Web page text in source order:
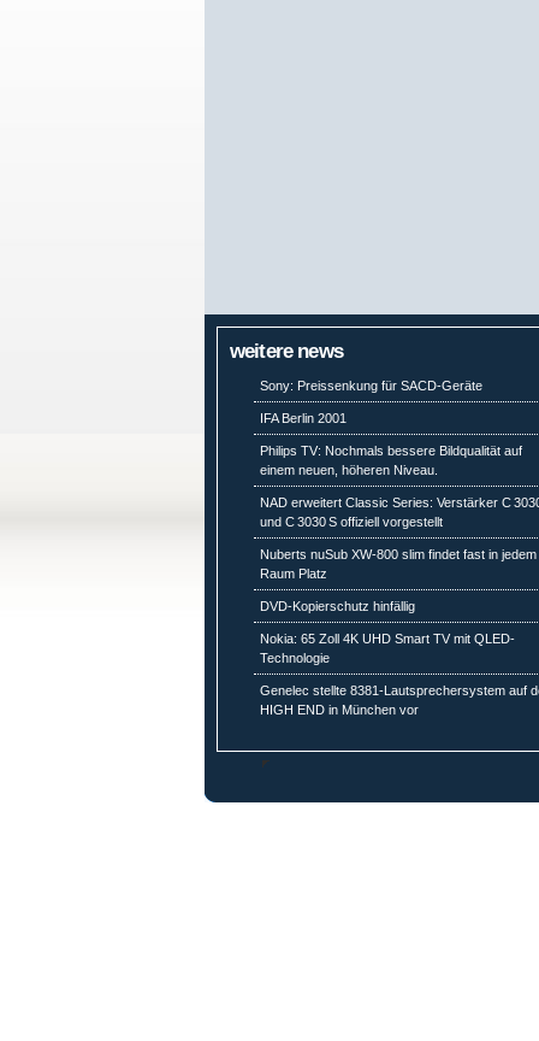
weitere news
Sony: Preissenkung für SACD-Geräte
IFA Berlin 2001
Philips TV: Nochmals bessere Bildqualität auf
einem neuen, höheren Niveau.
NAD erweitert Classic Series: Verstärker C
und C 3030 S offiziell vorgestellt
Nuberts nuSub XW-800 slim findet fast in jedem
Raum Platz
DVD-Kopierschutz hinfällig
Nokia: 65 Zoll 4K UHD Smart TV mit QLED-
Technologie
Genelec stellte 8381-Lautsprechersystem auf
HIGH END in München vor